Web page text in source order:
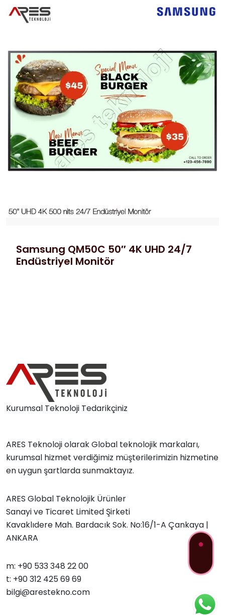
Samsung QM50C 50″ 4K UHD 24/7
Endüstriyel Monitör
Kurumsal Teknoloji Tedarikçiniz
ARES Teknoloji olarak Global teknolojik markaları,
kurumsal hizmet verdiğimiz müşterilerimizin hizmetine
en uygun şartlarda sunmaktayız.
ARES Global Teknolojik Ürünler
Sanayi ve Ticaret Limited Şirketi
Kavaklıdere Mah. Bardacık Sok. No:16/1-A Çankaya |
ANKARA
m: +90 533 348 22 00
t: +90 312 425 69 69
bilgi@arestekno.com